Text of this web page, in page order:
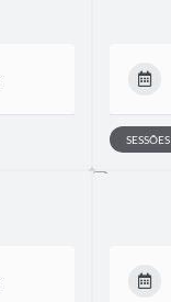
SESSÕES